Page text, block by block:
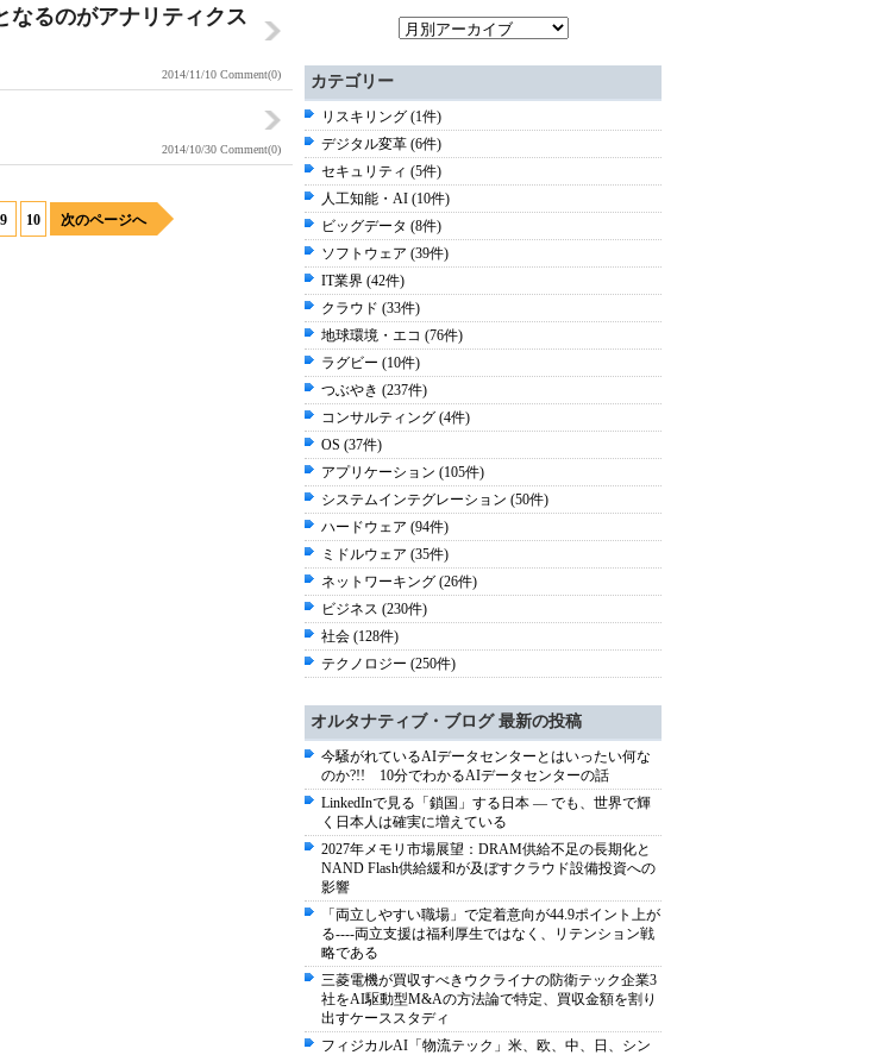
なるのがアナリティクス
2014/11/10 Comment(0)
2014/10/30 Comment(0)
9 10 次のページへ
カテゴリー
リスキリング (1件)
デジタル変革 (6件)
セキュリティ (5件)
人工知能・AI (10件)
ビッグデータ (8件)
ソフトウェア (39件)
IT業界 (42件)
クラウド (33件)
地球環境・エコ (76件)
ラグビー (10件)
つぶやき (237件)
コンサルティング (4件)
OS (37件)
アプリケーション (105件)
システムインテグレーション (50件)
ハードウェア (94件)
ミドルウェア (35件)
ネットワーキング (26件)
ビジネス (230件)
社会 (128件)
テクノロジー (250件)
オルタナティブ・ブログ 最新の投稿
今騒がれているAIデータセンターとはいったい何な
のか?!! 10分でわかるAIデータセンターの話
LinkedInで見る「鎖国」する日本 ― でも、世界で輝
く日本人は確実に増えている
2027年メモリ市場展望：DRAM供給不足の長期化と
NAND Flash供給緩和が及ぼすクラウド設備投資への
影響
「両立しやすい職場」で定着意向が44.9ポイント上が
る----両立支援は福利厚生ではなく、リテンション戦
略である
三菱電機が買収すべきウクライナの防衛テック企業3
社をAI駆動型M&Aの方法論で特定、買収金額を割り
出すケーススタディ
フィジカルAI「物流テック」米、欧、中、日、シン